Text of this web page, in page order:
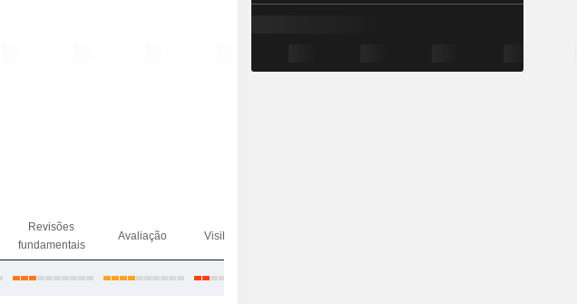
Revisões
fundamentais
Avaliação Visibilidade